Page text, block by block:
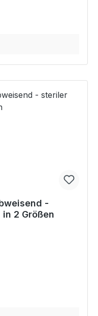
-
2 Größen